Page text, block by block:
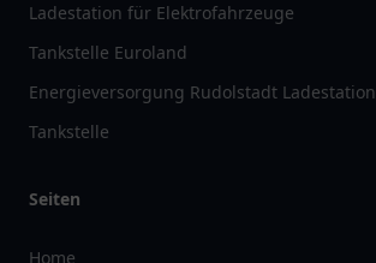
Ladestation für Elektrofahrzeuge
Tankstelle Euroland
Energieversorgung Rudolstadt Ladestation
Tankstelle
Seiten
Home